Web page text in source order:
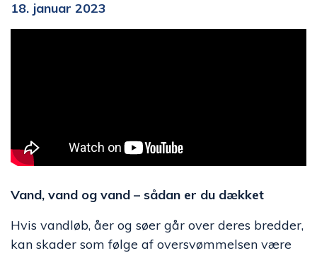
18. januar 2023
Vand, vand og vand – sådan er du dækket
Hvis vandløb, åer og søer går over deres bredder,
kan skader som følge af oversvømmelsen være